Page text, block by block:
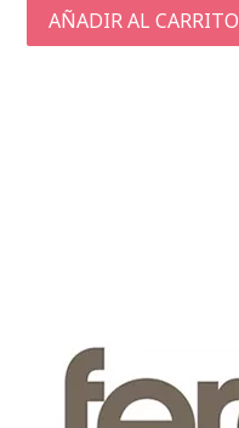
AÑADIR AL CARRITO